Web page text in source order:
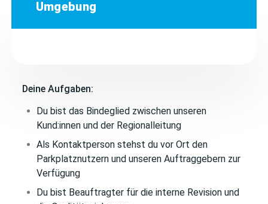
Umgebung
Deine Aufgaben:
Du bist das Bindeglied zwischen unseren
Kund:innen und der Regionalleitung
Als Kontaktperson stehst du vor Ort den
Parkplatznutzern und unseren Auftraggebern zur
Verfügung
Du bist Beauftragter für die interne Revision und